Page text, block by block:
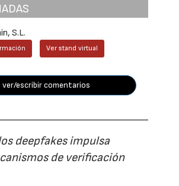
S.L.
Ver stand virtual
ver/escribir comentarios
deepfakes impulsa
de verificación